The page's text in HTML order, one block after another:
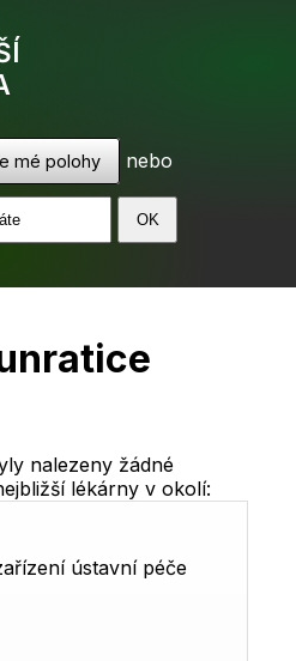
mé polohy nebo
nalezeny žádné
lékárny v okolí:
ústavní péče